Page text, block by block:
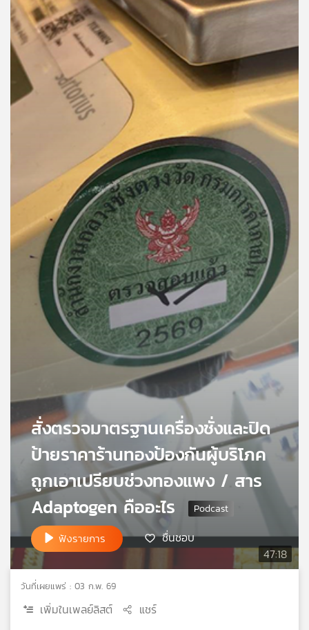
คุณ
เพลง
กิจกรรม
เกี่ยว
เอส
แผนที่
วิทยุ
เครือ
47:18
สั่งตรวจมาตรฐานเครื่องชั่งและปิด
ป้ายราคาร้านทองป้องกันผู้บริโภค
ถูกเอาเปรียบช่วงทองแพง / สาร
Adaptogen คืออะไร
ฟังรายการ ชื่นชอบ
วันที่เผยแพร่ : 03 ก.พ. 69
เพิ่มในเพลย์ลิสต์ แชร์